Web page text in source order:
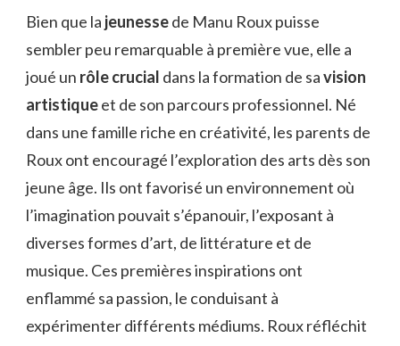
Bien que la jeunessede Manu Roux puisse
sembler peu remarquable à première vue, elle a
joué un rôle crucial dans la formation de savision
artistiqueet de son parcours professionnel. Né
dans une famille riche en créativité, les parents de
Roux ont encouragé l’exploration des arts dès son
jeune âge. Ils ont favorisé un environnement où
l’imagination pouvait s’épanouir, l’exposant à
diverses formes d’art, de littérature et de
musique. Ces premières inspirations ont
enflammé sa passion, le conduisant à
expérimenter différents médiums. Roux réfléchit